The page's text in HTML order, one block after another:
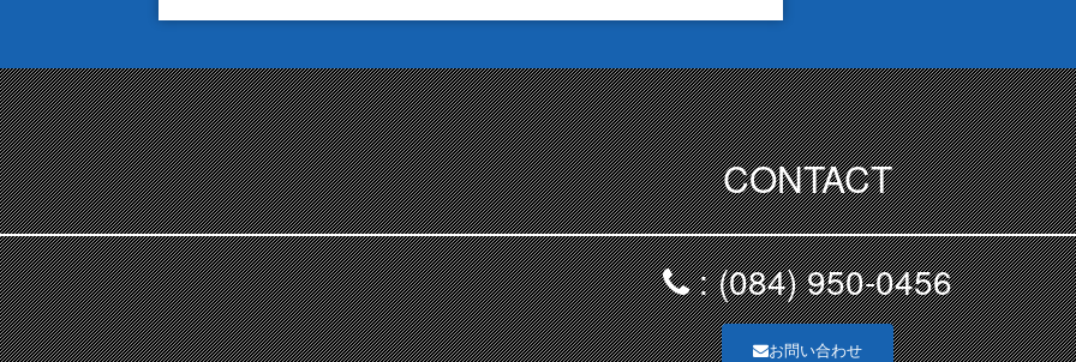
CONTACT
: (084) 950-0456
お問い合わせ